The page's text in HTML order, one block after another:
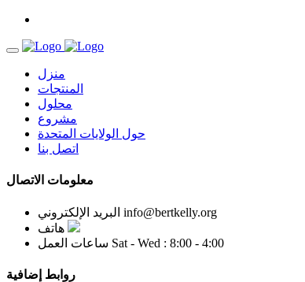
منزل
المنتجات
محلول
مشروع
حول الولايات المتحدة
اتصل بنا
معلومات الاتصال
البريد الإلكتروني info@bertkelly.org
هاتف
ساعات العمل Sat - Wed : 8:00 - 4:00
روابط إضافية